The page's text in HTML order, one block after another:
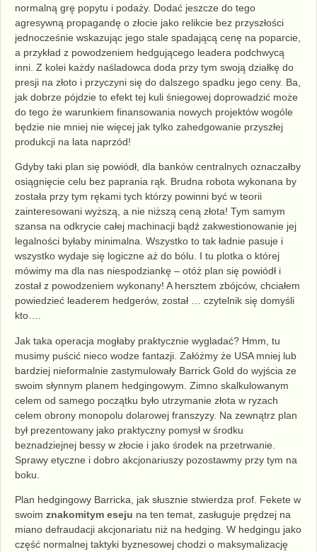
normalną grę popytu i podaży. Dodać jeszcze do tego
agresywną propagandę o złocie jako relikcie bez przyszłości
jednocześnie wskazując jego stale spadającą cenę na poparcie,
a przykład z powodzeniem hedgującego leadera podchwycą
inni. Z kolei każdy naśladowca doda przy tym swoją działkę do
presji na złoto i przyczyni się do dalszego spadku jego ceny. Ba,
jak dobrze pójdzie to efekt tej kuli śniegowej doprowadzić może
do tego że warunkiem finansowania nowych projektów wogóle
będzie nie mniej nie więcej jak tylko zahedgowanie przyszłej
produkcji na lata naprzód!
Gdyby taki plan się powiódł, dla banków centralnych oznaczałby
osiągnięcie celu bez paprania rąk. Brudna robota wykonana by
została przy tym rękami tych którzy powinni być w teorii
zainteresowani wyższą, a nie niższą ceną złota! Tym samym
szansa na odkrycie całej machinacji bądź zakwestionowanie jej
legalności byłaby minimalna. Wszystko to tak ładnie pasuje i
wszystko wydaje się logiczne aż do bólu. I tu plotka o której
mówimy ma dla nas niespodziankę – otóż plan się powiódł i
został z powodzeniem wykonany! A hersztem zbójców, chciałem
powiedzieć leaderem hedgerów, został … czytelnik się domyśli
kto….
Jak taka operacja mogłaby praktycznie wygladać? Hmm, tu
musimy puścić nieco wodze fantazji. Załóżmy że USA mniej lub
bardziej nieformalnie zastymulowały Barrick Gold do wyjścia ze
swoim słynnym planem hedgingowym. Zimno skalkulowanym
celem od samego początku było utrzymanie złota w ryzach
celem obrony monopolu dolarowej franszyzy. Na zewnątrz plan
był prezentowany jako praktyczny pomysł w środku
beznadziejnej bessy w złocie i jako środek na przetrwanie.
Sprawy etyczne i dobro akcjonariuszy pozostawmy przy tym na
boku.
Plan hedgingowy Barricka, jak słusznie stwierdza prof. Fekete w
swoim znakomitym eseju na ten temat, zasługuje prędzej na
miano defraudacji akcjonariatu niż na hedging. W hedgingu jako
część normalnej taktyki byznesowej chodzi o maksymalizację